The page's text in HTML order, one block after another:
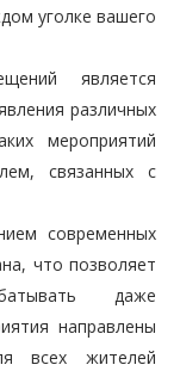
уголке вашего
является
различных
мероприятий
связанных с
современных
что позволяет
даже
направлены
всех жителей